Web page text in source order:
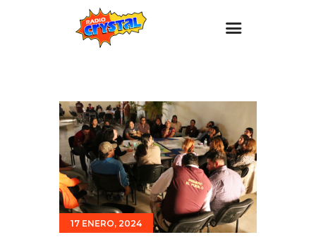
Estaciones
Eventos
Promociones
Noticias
Para ti
Contacto
17 ENERO, 2024